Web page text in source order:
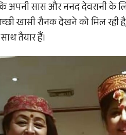
सास और ननद देवरानी के
खासी रौनक देखने को मिल रही
तैयार हैं।